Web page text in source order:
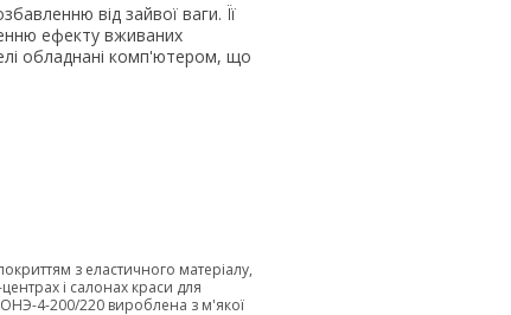
від зайвої ваги. Її
ефекту вживаних
обладнані комп'ютером, що
з еластичного матеріалу,
і салонах краси для
ОНЭ-4-200/220 вироблена з м'якої